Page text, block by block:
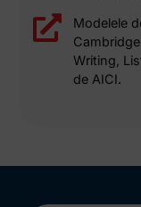
Modelele
Writing,
de AICI.